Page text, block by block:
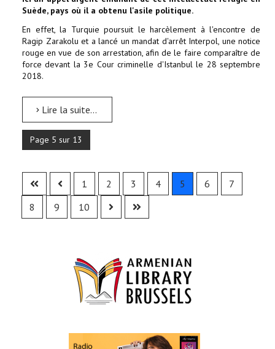
Suède, pays où il a obtenu l'asile politique.
En effet, la Turquie poursuit le harcèlement à l'encontre de
Ragip Zarakolu et a lancé un mandat d'arrêt Interpol, une notice
rouge en vue de son arrestation, afin de le faire comparaître de
force devant la 3e Cour criminelle d'Istanbul le 28 septembre
2018.
Lire la suite...
Page 5 sur 13
1 2 3 4 5 6
7
8
9 10